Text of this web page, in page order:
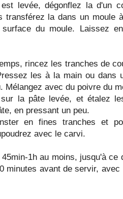
levée, dégonflez la d'un
transférez la dans un moule
du moule. Laissez
rincez les tranches de
les à la main ou dans
Mélangez avec du poivre du
la pâte levée, et étalez
en pressant un peu.
en fines tranches et
avec le carvi.
1h au moins, jusqu'à
minutes avant de servir, avec